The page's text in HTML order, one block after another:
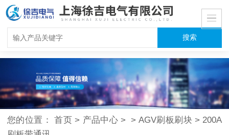
您的位置：首页 > 产品中心 > > AGV刷板刷块 > 200A